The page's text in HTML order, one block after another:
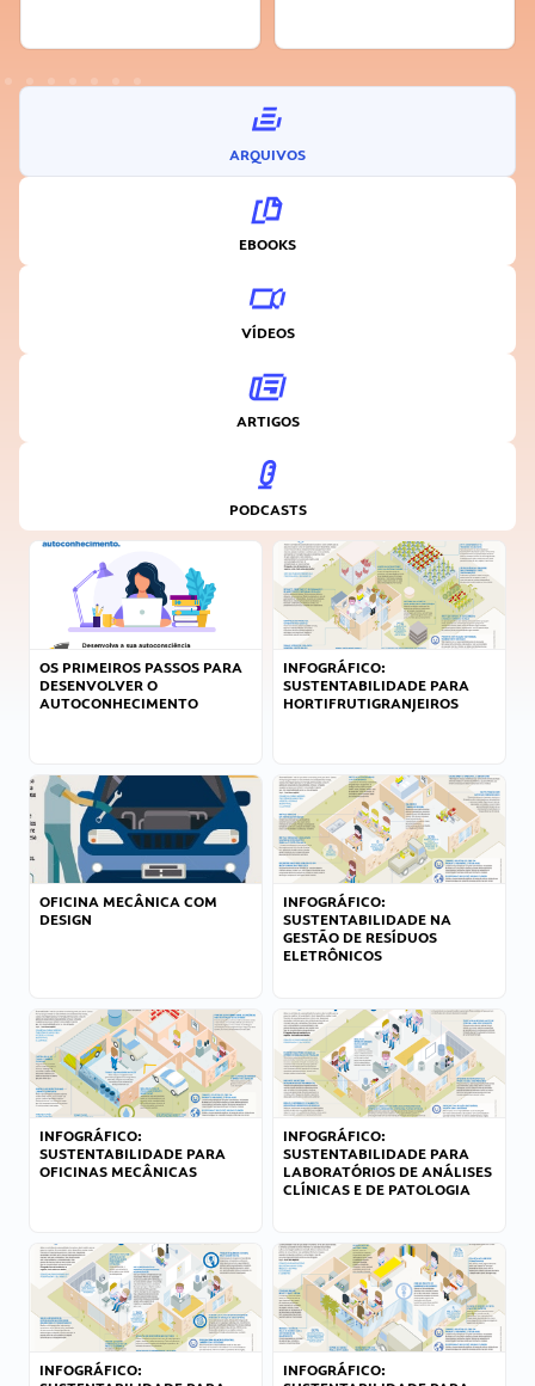
ARQUIVOS
EBOOKS
VÍDEOS
ARTIGOS
PODCASTS
OS PRIMEIROS PASSOS PARA
DESENVOLVER O
AUTOCONHECIMENTO
INFOGRÁFICO:
SUSTENTABILIDADE PARA
HORTIFRUTIGRANJEIROS
OFICINA MECÂNICA COM
DESIGN
INFOGRÁFICO:
SUSTENTABILIDADE NA
GESTÃO DE RESÍDUOS
ELETRÔNICOS
INFOGRÁFICO:
SUSTENTABILIDADE PARA
OFICINAS MECÂNICAS
INFOGRÁFICO:
SUSTENTABILIDADE PARA
LABORATÓRIOS DE ANÁLISES
CLÍNICAS E DE PATOLOGIA
INFOGRÁFICO:
INFOGRÁFICO: